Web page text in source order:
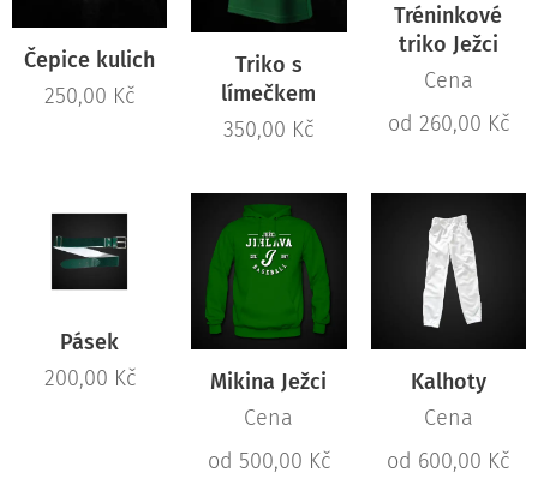
Čepice kulich
250,00 Kč
Triko s
límečkem
350,00 Kč
Tréninkové
triko Ježci
Cena
od 260,00 Kč
Pásek
200,00 Kč
Mikina Ježci
Cena
od 500,00 Kč
Kalhoty
Cena
od 600,00 Kč